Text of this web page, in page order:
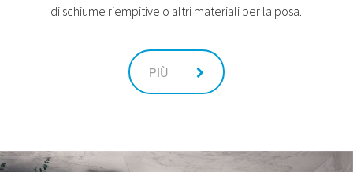
di schiume riempitive o altri materiali per la posa.
PIÙ